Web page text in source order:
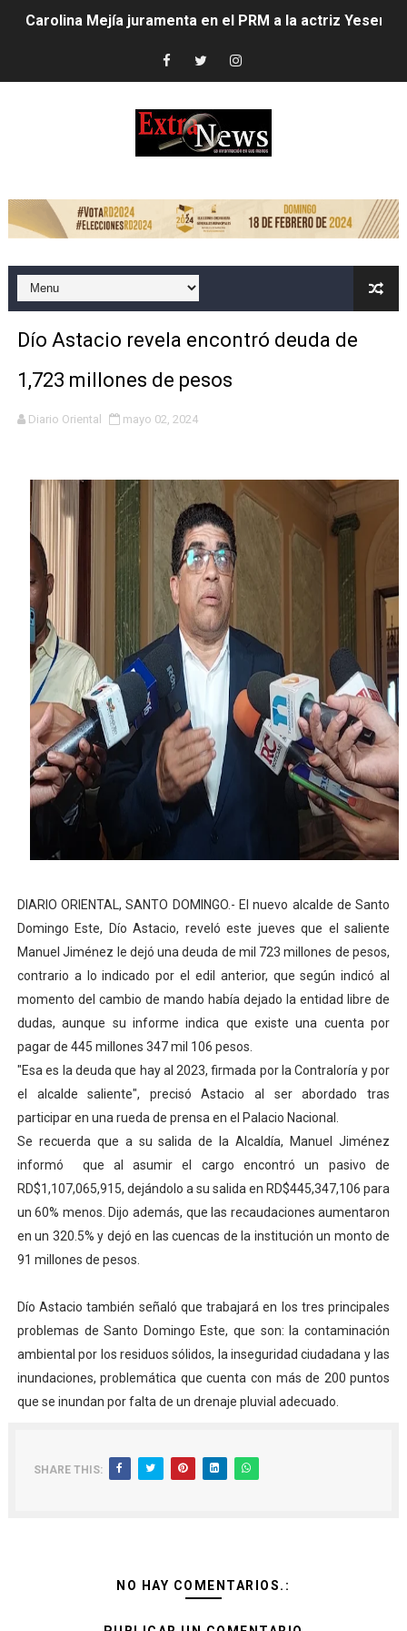
Carolina Mejía juramenta en el PRM a la actriz Yesenia
Club de Villa Francisca entrega trofeo de campeonato
Carolina Mejía dispone mayores acciones ante
LOS HEAT LATIN MUSIC AWARDS ESTÁN LISTOS PARA
EMPRESA DE COURIER ABRE PRIMER LOCKER DEL
Candidato a senador asegura impulsará grandes
Dío Astacio revela encontró deuda de 1,723 millones
Alcaldesa Carolina Mejía inicia cambios en su
Concierto de Jay Wheeler movido al 27 de julio
Carolina Mejía es investida como Académica de
Inauguran capilla católica Virgen Desatanudos en Villa
De periodista a bachatero; Norby Montero presenta
Dominicano Edwin Martínez es designado
Centro Aeronáutico Tripulantes VIP celebra
RD ENTREGA EN EXTRADICIÓN DOMINICANO
Alcaldesa Carolina Mejía conversa y lleva soluciones
Capitán Avispa ; detalles que no se pueden perder de
DELEGACIÓN DE MÉXICO RECONOCE A RD POR SER
Alcaldía del DN y Fundación Bonanza inauguran el
Inespre inicia venta de combos de habichuelas con
DIPLAN presenta logros significativos de gestión
Dío Astacio revela encontró deuda de
1,723 millones de pesos
Diario Oriental mayo 02, 2024
DIARIO ORIENTAL, SANTO DOMINGO.- El nuevo alcalde de Santo
Domingo Este, Dío Astacio, reveló este jueves que el saliente
Manuel Jiménez le dejó una deuda de mil 723 millones de pesos,
contrario a lo indicado por el edil anterior, que según indicó al
momento del cambio de mando había dejado la entidad libre de
dudas, aunque su informe indica que existe una cuenta por
pagar de 445 millones 347 mil 106 pesos.
"Esa es la deuda que hay al 2023, firmada por la Contraloría y por
el alcalde saliente", precisó Astacio al ser abordado tras
participar en una rueda de prensa en el Palacio Nacional.
Se recuerda que a su salida de la Alcaldía, Manuel Jiménez
informó que al asumir el cargo encontró un pasivo de
RD$1,107,065,915, dejándolo a su salida en RD$445,347,106 para
un 60% menos. Dijo además, que las recaudaciones aumentaron
en un 320.5% y dejó en las cuencas de la institución un monto de
91 millones de pesos.
Dío Astacio también señaló que trabajará en los tres principales
problemas de Santo Domingo Este, que son: la contaminación
ambiental por los residuos sólidos, la inseguridad ciudadana y las
inundaciones, problemática que cuenta con más de 200 puntos
que se inundan por falta de un drenaje pluvial adecuado.
SHARE THIS:
NO HAY COMENTARIOS.: